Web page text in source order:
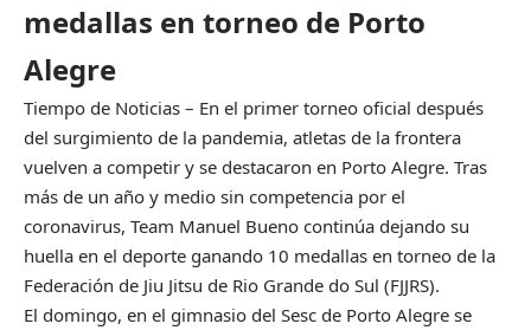
medallas en torneo de Porto
Alegre
Tiempo de Noticias – En el primer torneo oficial después
del surgimiento de la pandemia, atletas de la frontera
vuelven a competir y se destacaron en Porto Alegre. Tras
más de un año y medio sin competencia por el
coronavirus, Team Manuel Bueno continúa dejando su
huella en el deporte ganando 10 medallas en torneo de la
Federación de Jiu Jitsu de Rio Grande do Sul (FJJRS).
El domingo, en el gimnasio del Sesc de Porto Alegre se